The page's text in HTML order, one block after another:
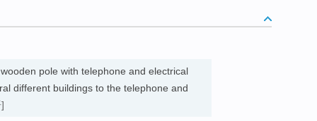
pole with telephone and electrical
different buildings to the telephone and